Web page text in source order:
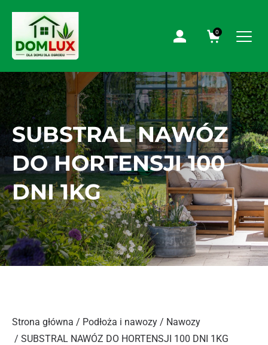
0
SUBSTRAL NAWÓZ
DO HORTENSJI 100
DNI 1KG
Strona główna / Podłoża i nawozy / Nawozy
/ SUBSTRAL NAWÓZ DO HORTENSJI 100 DNI 1KG